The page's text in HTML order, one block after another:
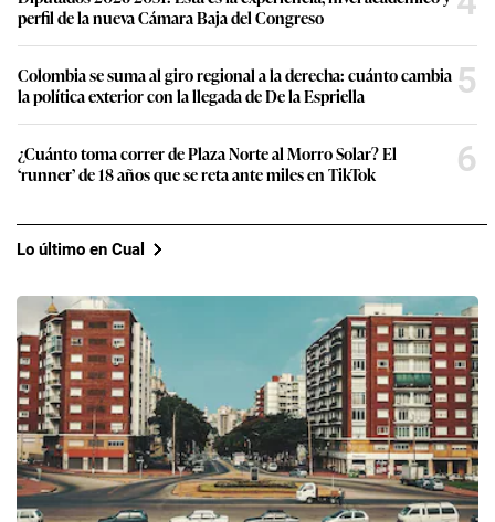
perfil de la nueva Cámara Baja del Congreso
Colombia se suma al giro regional a la derecha: cuánto cambia
la política exterior con la llegada de De la Espriella
5
¿Cuánto toma correr de Plaza Norte al Morro Solar? El
‘runner’ de 18 años que se reta ante miles en TikTok
6
Lo último en Cual